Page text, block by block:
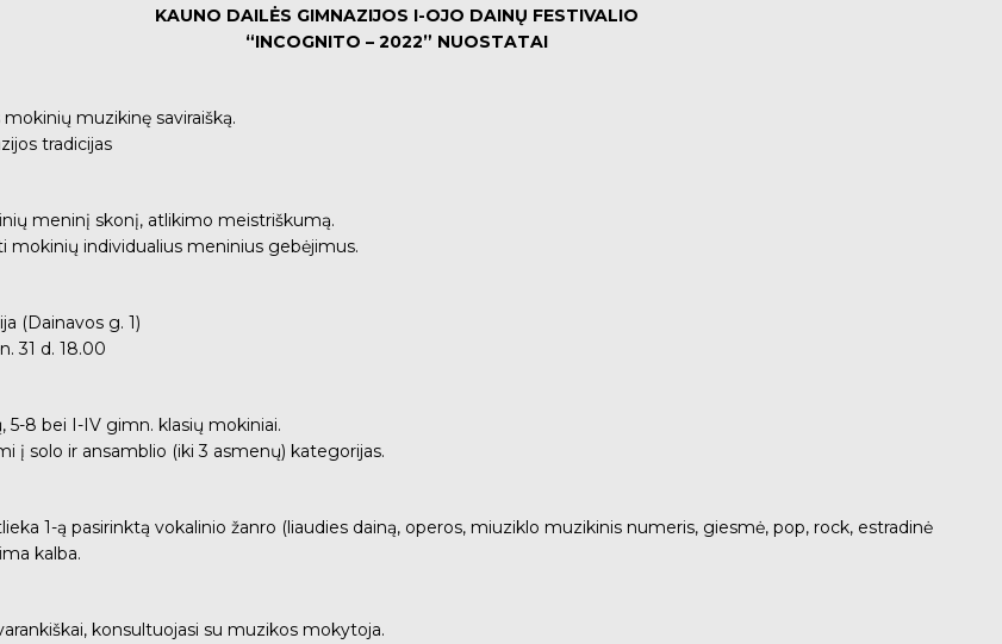
KAUNO DAILĖS GIMNAZIJOS I-OJO DAINŲ FESTIVALIO
“INCOGNITO – 2022” NUOSTATAI
muzikinę saviraišką.
tradicijas
meninį skonį, atlikimo meistriškumą.
mokinių individualius meninius gebėjimus.
(Dainavos g. 1)
31 d. 18.00
5-8 bei I-IV gimn. klasių mokiniai.
į solo ir ansamblio (iki 3 asmenų) kategorijas.
1-ą pasirinktą vokalinio žanro (liaudies dainą, operos, miuziklo muzikinis numeris, giesmė, pop, rock, estradinė
kalba.
konsultuojasi su muzikos mokytoja.